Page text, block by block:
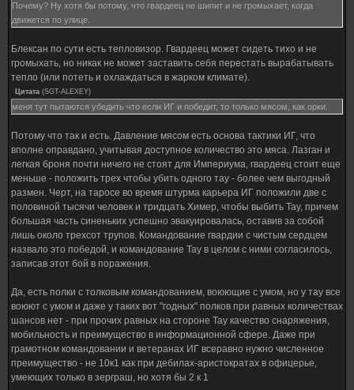
Почему? Ну хотя бы потому, что гвардеец не шипит и не громыхает, когда
движется по улице.
Блексан по сути есть тепловизор. Гвардеец может сидеть тихо и не
громыхать, но никак не может заставить себя перестать вырабатывать
тепло (или потеть и охлаждаться в жарком климате).
Цитата (SGT-ALEXEY)
меня тут пытаются убедить что если ИГ и победит, то только мясом, как орки.
Потому что так и есть. Давление мясом есть основа тактики ИГ, что
вполне оправдано, учитывая доступное количество это мяса. Лазган и
легкая броня почти ничего не стоят для Империума, гвардеец стоит еще
меньше - положить трех чтобы убить одного тау - более чем выгодный
размен. Черт, на таросе во время штурма карьера ИГ положили две с
половиной тысячи человек и тридцать Химер, чтобы выбить Тау, причем
большая часть синеньких успешно эвакуировалась, оставив за собой
лишь около трехсот трупов. Командование гвардии с чистым сердцем
назвало это победой, и командование Тау в целом с ними согласилось,
записав этот бой в поражения.
Да, есть полки с толковым командованием, воюющие с умом, но у тау все
воюют с умом и даже у таких вот "годных" полков при равных количествах
шансов нет - при прочих равных на стороне Тау качество снаряжения,
мобильность и преимущество в информационной сфере. Даже при
грамотном командовании и ветеранах ИГ всеравно нужно численное
преимущество - не 10к1 как при дебилах-аристократах в офицерье,
умеющих только в зерграш, но хотя бы 2 к 1